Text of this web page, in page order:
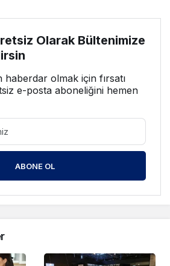
Olarak Bültenimize
olmak için fırsatı
e-posta aboneliğini hemen
ABONE OL